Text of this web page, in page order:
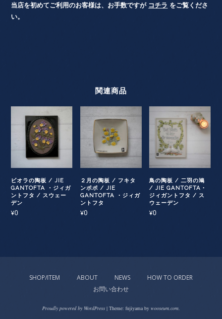
当店を初めてご利用のお客様は、お手数ですが コチラ をご覧くださ
い。
関連商品
ビオラの陶板 / JIE
GANTOFTA ・ジィガ
ントフタ / スウェー
デン
¥0
２月の陶板 / フキタ
ンポポ / JIE
GANTOFTA ・ジィガ
ントフタ
¥0
鳥の陶板 / 二羽の鳩
/ JIE GANTOFTA・
ジィガントフタ / ス
ウェーデン
¥0
SHOP/ITEM ABOUT NEWS
HOW TO ORDER
お問い合わせ
Proudly powered by WordPress | Theme: fujiyama by wooseum.com.